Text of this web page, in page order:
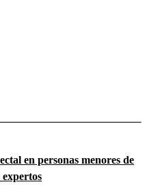
en personas menores de
expertos